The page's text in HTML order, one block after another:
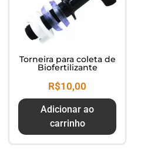
Torneira para coleta de
Biofertilizante
R$10,00
Adicionar ao
carrinho